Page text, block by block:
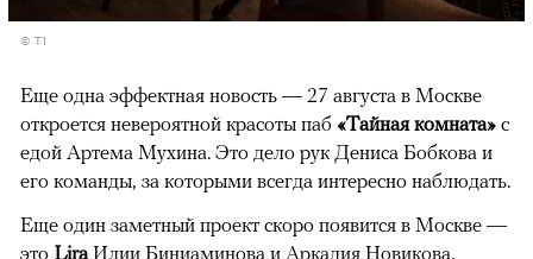
© T1
Еще одна эффектная новость — 27 августа в Москве
откроется невероятной красоты паб «Тайная комната» с
едой Артема Мухина. Это дело рук Дениса Бобкова и
его команды, за которыми всегда интересно наблюдать.
Еще один заметный проект скоро появится в Москве —
это LiraИлии Биниаминова и Аркадия Новикова,